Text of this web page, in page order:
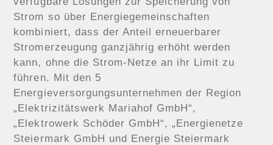
Strom so über Energiegemeinschaften
kombiniert, dass der Anteil erneuerbarer
Stromerzeugung ganzjährig erhöht werden
kann, ohne die Strom-Netze an ihr Limit zu
führen. Mit den 5
Energieversorgungsunternehmen der Region
„Elektrizitätswerk Mariahof GmbH“,
„Elektrowerk Schöder GmbH“, „Energienetze
Steiermark GmbH und Energie Steiermark